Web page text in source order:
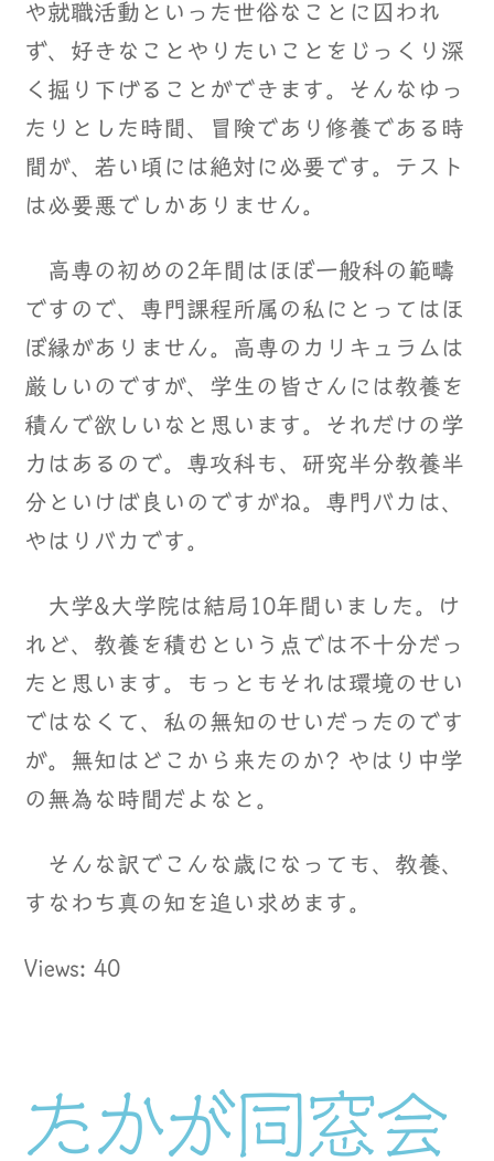
や就職活動といった世俗なことに囚われ
ず、好きなことやりたいことをじっくり深
く掘り下げることができます。そんなゆっ
たりとした時間、冒険であり修養である時
間が、若い頃には絶対に必要です。テスト
は必要悪でしかありません。
高専の初めの2年間はほぼ一般科の範疇
ですので、専門課程所属の私にとってはほ
ぼ縁がありません。高専のカリキュラムは
厳しいのですが、学生の皆さんには教養を
積んで欲しいなと思います。それだけの学
力はあるので。専攻科も、研究半分教養半
分といけば良いのですがね。専門バカは、
やはりバカです。
大学&大学院は結局10年間いました。け
れど、教養を積むという点では不十分だっ
たと思います。もっともそれは環境のせい
ではなくて、私の無知のせいだったのです
が。無知はどこから来たのか? やはり中学
の無為な時間だよなと。
そんな訳でこんな歳になっても、教養、
すなわち真の知を追い求めます。
Views: 40
たかが同窓会